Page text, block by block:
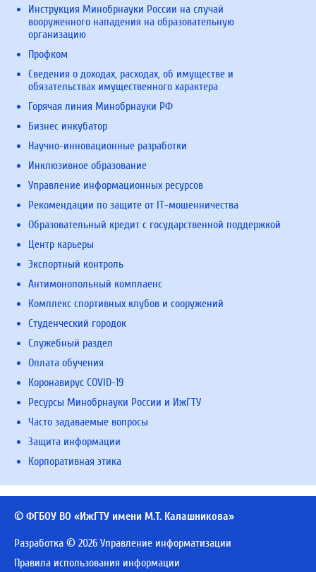
Инструкция Минобрнауки России на случай
вооруженного нападения на образовательную
организацию
Профком
Сведения о доходах, расходах, об имуществе и
обязательствах имущественного характера
Горячая линия Минобрнауки РФ
Бизнес инкубатор
Научно-инновационные разработки
Инклюзивное образование
Управление информационных ресурсов
Рекомендации по защите от IT-мошенничества
Образовательный кредит с государственной поддержкой
Центр карьеры
Экспортный контроль
Антимонопольный комплаенс
Комплекс спортивных клубов и сооружений
Студенческий городок
Служебный раздел
Оплата обучения
Коронавирус COVID-19
Ресурсы Минобрнауки России и ИжГТУ
Часто задаваемые вопросы
Защита информации
Корпоративная этика
© ФГБОУ ВО «ИжГТУ имени М.Т. Калашникова»
Разработка © 2026 Управление информатизации
Правила использования информации